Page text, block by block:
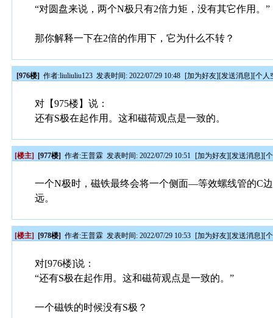
“对圆盘来说，两个N极只有2倍力矩，没有其它作用。”
那你解释一下在2倍的作用下，它为什么不转？
[976楼] 作者:liuliuliu123 发表时间: 2022/07/29 10:48 [加为好友][发送消息][个人
对【975楼】说：
还有S极在起作用。这和磁荷观点是一致的。
[楼主] [977楼] 作者:王普霖 发表时间: 2022/07/29 10:51 [加为好友][发送消息][
一个N极时，磁铁最终会将一个侧面—等效螺线管的C
远。
[楼主] [978楼] 作者:王普霖 发表时间: 2022/07/29 10:53 [加为好友][发送消息][
对[976楼]说：
“还有S极在起作用。这和磁荷观点是一致的。”
一个磁铁的时候没有S极？